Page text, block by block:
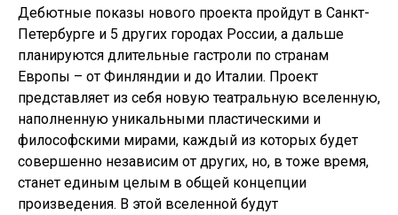
Дебютные показы нового проекта пройдут в Санкт-
Петербурге и 5 других городах России, а дальше
планируются длительные гастроли по странам
Европы – от Финляндии и до Италии. Проект
представляет из себя новую театральную вселенную,
наполненную уникальными пластическими и
философскими мирами, каждый из которых будет
совершенно независим от других, но, в тоже время,
станет единым целым в общей концепции
произведения. В этой вселенной будут